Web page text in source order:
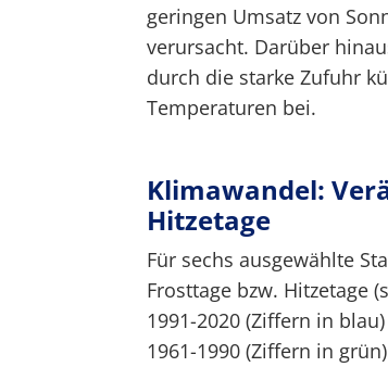
geringen Umsatz von
verursacht. Darüber
durch die starke Zufuhr
Temperaturen bei.
Klimawandel:
Hitzetage
Für sechs ausgewählte
Frosttage bzw. Hitzetage
1991-2020 (Ziffern in
1961-1990 (Ziffern in